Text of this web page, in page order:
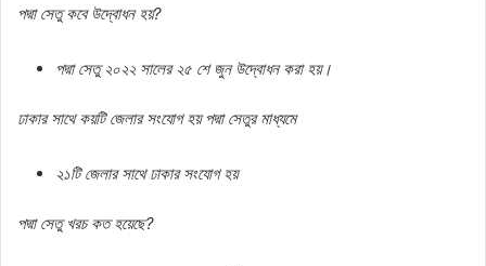
পদ্মা সেতু কবে উদ্বোধন হয়?
পদ্মা সেতু ২০২২ সালের ২৫ শে জুন উদ্বোধন করা হয়।
ঢাকার সাথে কয়টি জেলার সংযোগ হয় পদ্মা সেতুর মাধ্যমে
২১টি জেলার সাথে ঢাকার সংযোগ হয়
পদ্মা সেতু খরচ কত হয়েছে?